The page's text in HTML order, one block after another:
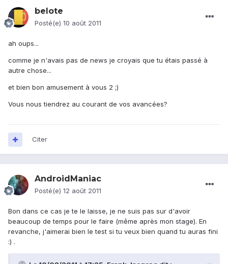
belote
Posté(e) 10 août 2011
ah oups...
comme je n'avais pas de news je croyais que tu étais passé à
autre chose...
et bien bon amusement à vous 2 ;)
Vous nous tiendrez au courant de vos avancées?
Citer
AndroidManiac
Posté(e) 12 août 2011
Bon dans ce cas je te le laisse, je ne suis pas sur d'avoir
beaucoup de temps pour le faire (même après mon stage). En
revanche, j'aimerai bien le test si tu veux bien quand tu auras fini
:) .